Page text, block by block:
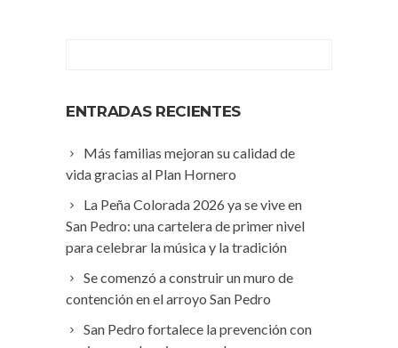
ENTRADAS RECIENTES
Más familias mejoran su calidad de
vida gracias al Plan Hornero
La Peña Colorada 2026 ya se vive en
San Pedro: una cartelera de primer nivel
para celebrar la música y la tradición
Se comenzó a construir un muro de
contención en el arroyo San Pedro
San Pedro fortalece la prevención con